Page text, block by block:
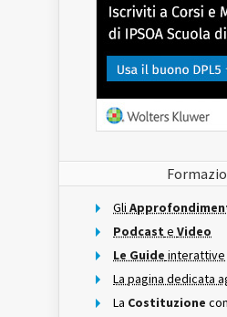
Gli
Podcast e Video
Le Guide interattive
La pagina dedicata
La Costituzione